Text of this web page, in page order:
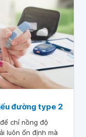
đường type 2
chỉ nồng độ
luôn ổn định mà